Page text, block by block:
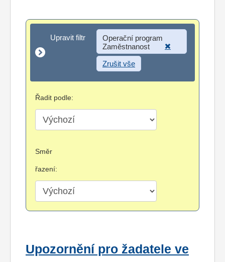
Upravit filtr
Upravit filtr
Operační program
Zaměstnanost
Zrušit vše
Řadit podle:
Směr
řazení:
Upozornění pro žadatele ve